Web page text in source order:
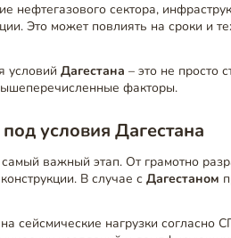
нефтегазового сектора,
Это может повлиять на сроки и
условийДагестана – это не просто
факторы.
условия Дагестана
важный этап. От грамотно
В случае сДагестаном
сейсмические нагрузки согласно